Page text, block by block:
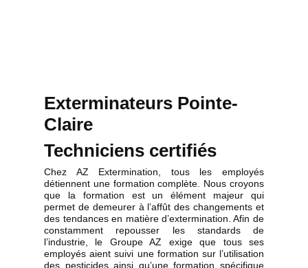
Exterminateurs Pointe-
Claire
Techniciens certifiés
Chez AZ Extermination, tous les employés
détiennent une formation complète. Nous croyons
que la formation est un élément majeur qui
permet de demeurer à l’affût des changements et
des tendances en matière d’extermination. Afin de
constamment repousser les standards de
l’industrie, le Groupe AZ exige que tous ses
employés aient suivi une formation sur l’utilisation
des pesticides ainsi qu’une formation spécifique